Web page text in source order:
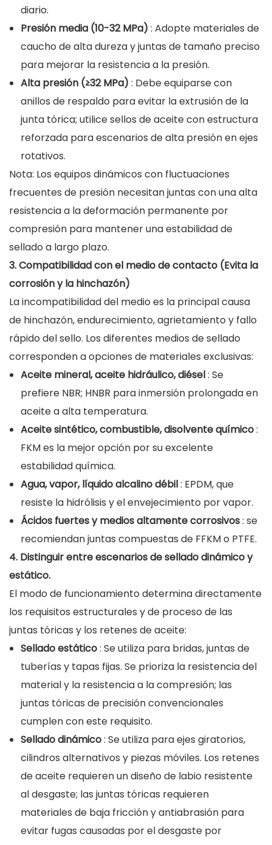
diario.
Presión media (10-32 MPa) : Adopte materiales de
caucho de alta dureza y juntas de tamaño preciso
para mejorar la resistencia a la presión.
Alta presión (≥32 MPa) : Debe equiparse con
anillos de respaldo para evitar la extrusión de la
junta tórica; utilice sellos de aceite con estructura
reforzada para escenarios de alta presión en ejes
rotativos.
Nota: Los equipos dinámicos con fluctuaciones
frecuentes de presión necesitan juntas con una alta
resistencia a la deformación permanente por
compresión para mantener una estabilidad de
sellado a largo plazo.
3. Compatibilidad con el medio de contacto (Evita la
corrosión y la hinchazón)
La incompatibilidad del medio es la principal causa
de hinchazón, endurecimiento, agrietamiento y fallo
rápido del sello. Los diferentes medios de sellado
corresponden a opciones de materiales exclusivas:
Aceite mineral, aceite hidráulico, diésel: Se
prefiere NBR; HNBR para inmersión prolongada en
aceite a alta temperatura.
Aceite sintético, combustible, disolvente químico:
FKM es la mejor opción por su excelente
estabilidad química.
Agua, vapor, líquido alcalino débil: EPDM, que
resiste la hidrólisis y el envejecimiento por vapor.
Ácidos fuertes y medios altamente corrosivos: se
recomiendan juntas compuestas de FFKM o PTFE.
4. Distinguir entre escenarios de sellado dinámico y
estático.
El modo de funcionamiento determina directamente
los requisitos estructurales y de proceso de las
juntas tóricas y los retenes de aceite:
Sellado estático: Se utiliza para bridas, juntas de
tuberías y tapas fijas. Se prioriza la resistencia del
material y la resistencia a la compresión; las
juntas tóricas de precisión convencionales
cumplen con este requisito.
Sellado dinámico: Se utiliza para ejes giratorios,
cilindros alternativos y piezas móviles. Los retenes
de aceite requieren un diseño de labio resistente
al desgaste; las juntas tóricas requieren
materiales de baja fricción y antiabrasión para
evitar fugas causadas por el desgaste por